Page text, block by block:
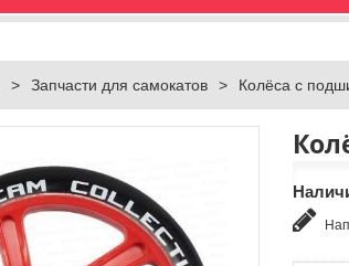
> Запчасти для самокатов > Колёса с